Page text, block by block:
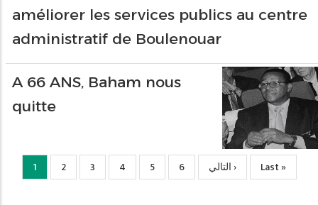
améliorer les services publics au centre
administratif de Boulenouar
A 66 ANS, Baham nous
quitte
Page
courante
1 Page
2 Page
3 Page
4 Page
5 Page
6
Page
suivante
التالي ›
Dernière
page
Last »